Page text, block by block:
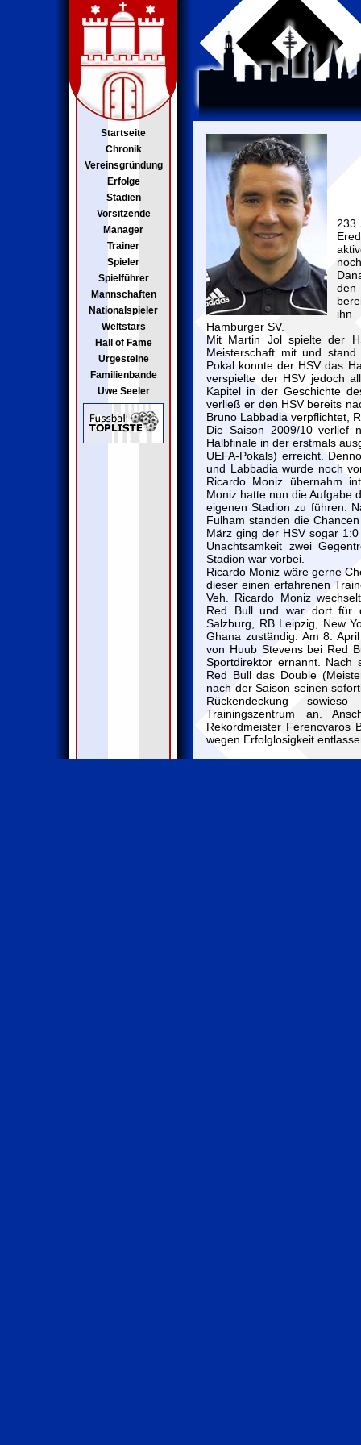
Startseite
Chronik
Vereinsgründung
Erfolge
Stadien
Vorsitzende
Manager
Trainer
Spieler
Spielführer
Mannschaften
Nationalspieler
Weltstars
Hall of Fame
Urgesteine
Familienbande
Uwe Seeler
233
den
ihn
Hamburger SV.
Mit Martin Jol spielte der
Meisterschaft mit und
Pokal konnte der HSV das
verspielte der HSV jedoch
Kapitel in der Geschichte
verließ er den HSV bereits
Bruno Labbadia verpflichtet,
Die Saison 2009/10 verlief
Halbfinale in der erstmals
UEFA-Pokals) erreicht.
und Labbadia wurde noch
Ricardo Moniz übernahm
Moniz hatte nun die Aufgabe
eigenen Stadion zu führen.
Fulham standen die
März ging der HSV sogar
Unachtsamkeit zwei
Stadion war vorbei.
Ricardo Moniz wäre gerne
dieser einen erfahrenen
Veh. Ricardo Moniz
Red Bull und war dort für
Salzburg, RB Leipzig, New
Ghana zuständig. Am 8.
von Huub Stevens bei Red
Sportdirektor ernannt. Nach
Red Bull das Double
nach der Saison seinen
Rückendeckung
Trainingszentrum an.
Rekordmeister Ferencvaros
wegen Erfolglosigkeit